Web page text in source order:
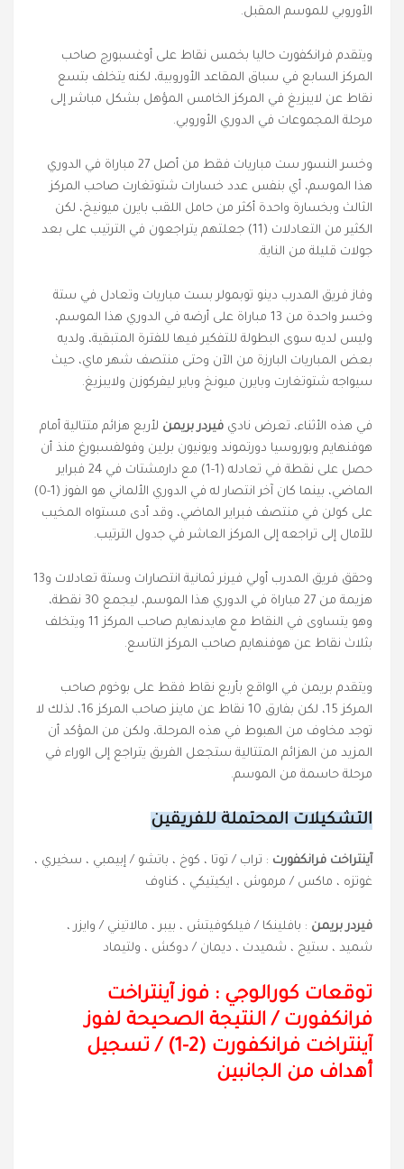
الأوروبي للموسم المقبل.
ويتقدم فرانكفورت حاليا بخمس نقاط على أوغسبورج صاحب
المركز السابع في سباق المقاعد الأوروبية، لكنه يتخلف بتسع
نقاط عن لايبزيغ في المركز الخامس المؤهل بشكل مباشر إلى
مرحلة المجموعات في الدوري الأوروبي.
وخسر النسور ست مباريات فقط من أصل 27 مباراة في الدوري
هذا الموسم، أي بنفس عدد خسارات شتوتغارت صاحب المركز
الثالث وبخسارة واحدة أكثر من حامل اللقب بايرن ميونيخ، لكن
الكثير من التعادلات (11) جعلتهم يتراجعون في الترتيب على بعد
جولات قليلة من الناية.
وفاز فريق المدرب دينو توبمولر بست مباريات وتعادل في ستة
وخسر واحدة من 13 مباراة على أرضه في الدوري هذا الموسم،
وليس لديه سوى البطولة للتفكير فيها للفترة المتبقية، ولديه
بعض المباريات البارزة من الآن وحتى منتصف شهر ماي، حيث
سيواجه شتوتغارت وبايرن ميونخ وباير ليفركوزن ولايبزيغ.
في هذه الأثناء، تعرض نادي فيردر بريمن لأربع هزائم متتالية أمام
هوفنهايم وبوروسيا دورتموند ويونيون برلين وفولفسبورغ منذ أن
حصل على نقطة في تعادله (1-1) مع دارمشتات في 24 فبراير
الماضي، بينما كان آخر انتصار له في الدوري الألماني هو الفوز (1-0)
على كولن في منتصف فبراير الماضي، وقد أدى مستواه المخيب
للآمال إلى تراجعه إلى المركز العاشر في جدول الترتيب.
وحقق فريق المدرب أولي فيرنر ثمانية انتصارات وستة تعادلات و13
هزيمة من 27 مباراة في الدوري هذا الموسم، ليجمع 30 نقطة،
وهو يتساوى في النقاط مع هايدنهايم صاحب المركز 11 ويتخلف
بثلاث نقاط عن هوفنهايم صاحب المركز التاسع.
ويتقدم بريمن في الواقع بأربع نقاط فقط على بوخوم صاحب
المركز 15، لكن بفارق 10 نقاط عن ماينز صاحب المركز 16، لذلك لا
توجد مخاوف من الهبوط في هذه المرحلة، ولكن من المؤكد أن
المزيد من الهزائم المتتالية ستجعل الفريق يتراجع إلى الوراء في
مرحلة حاسمة من الموسم.
التشكيلات المحتملة للفريقين
آينتراخت فرانكفورت : تراب / توتا ، كوخ ، باتشو / إبيمبي ، سخيري ،
غوتزه ، ماكس / مرموش ، ايكيتيكي ، كناوف
فيردر بريمن : بافلينكا / فيلكوفيتش ، بيبر ، مالاتيني / وايزر ،
شميد ، ستيج ، شميدت ، ديمان / دوكش ، ولتيماد
توقعات كورالوجي : فوز آينتراخت
فرانكفورت /النتيجة الصحيحة لفوز
آينتراخت فرانكفورت (2-1)
/ تسجيل
أهداف من الجانبين